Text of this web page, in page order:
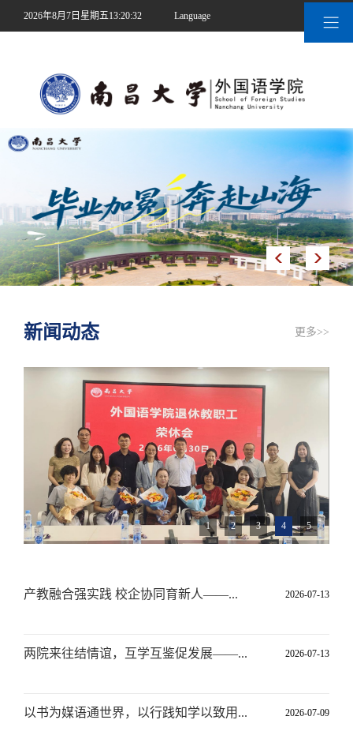
2026年8月7日星期五13:20:32 Language
新闻动态 更多>>
1 2 3 4 5
产教融合强实践 校企协同育新人——... 2026-07-13
两院来往结情谊，互学互鉴促发展——... 2026-07-13
以书为媒语通世界，以行践知学以致用... 2026-07-09